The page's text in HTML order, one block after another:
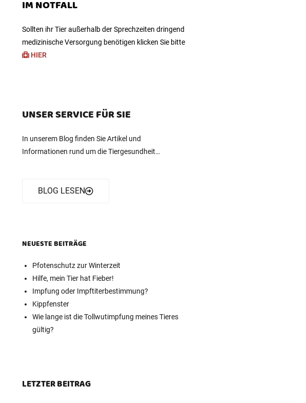
IM NOTFALL
Sollten ihr Tier außerhalb der Sprechzeiten dringend
medizinische Versorgung benötigen klicken Sie bitte
HIER
UNSER SERVICE FÜR SIE
In unserem Blog finden Sie Artikel und
Informationen rund um die Tiergesundheit…
BLOG LESEN
NEUESTE BEITRÄGE
Pfotenschutz zur Winterzeit
Hilfe, mein Tier hat Fieber!
Impfung oder Impftiterbestimmung?
Kippfenster
Wie lange ist die Tollwutimpfung meines Tieres
gültig?
LETZTER BEITRAG